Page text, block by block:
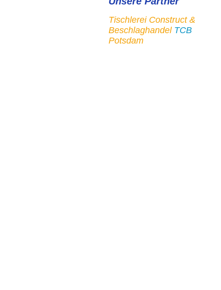
Tischlerei Construct &
Beschlaghandel TCB
Potsdam